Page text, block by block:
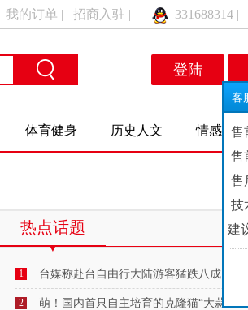
我的订单 | 招商入驻 | 331688314 |
登陆
体育健身 历史人文 情感交友
热点话题
1 台媒称赴台自由行大陆游客猛跌八成：“明
2 萌！国内首只自主培育的克隆猫“大蒜”来
客
售
售
售
技
建